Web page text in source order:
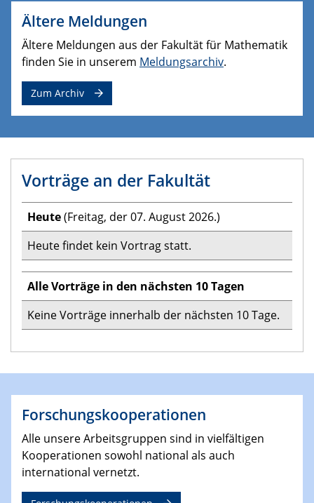
Ältere Meldungen
Ältere Meldungen aus der Fakultät für Mathematik
finden Sie in unserem Meldungsarchiv.
Zum Archiv
Vorträge an der Fakultät
Heute(Freitag, der 07. August 2026.)
Heute findet kein Vortrag statt.
Alle Vorträge in den nächsten 10 Tagen
Keine Vorträge innerhalb der nächsten 10 Tage.
Forschungskooperationen
Alle unsere Arbeitsgruppen sind in vielfältigen
Kooperationen sowohl national als auch
international vernetzt.